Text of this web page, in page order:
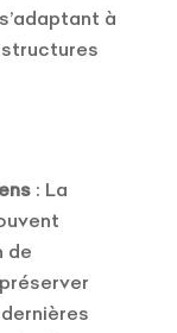
à
: La
de